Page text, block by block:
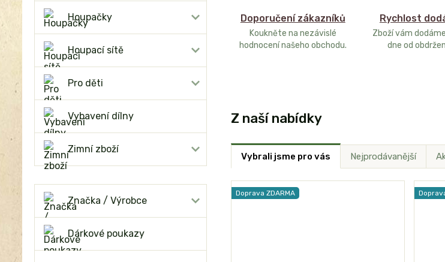
Houpačky
Houpací sítě
Pro děti
Vybavení dílny
Zimní zboží
Značka / Výrobce
Dárkové poukazy
Doporučení zákazníků
Koukněte na nezávislé
hodnocení našeho obchodu.
Rychlost
Zboží vám
dne od
Z naší nabídky
Vybrali jsme pro vás Nejprodávanější
Doprava ZDARMA